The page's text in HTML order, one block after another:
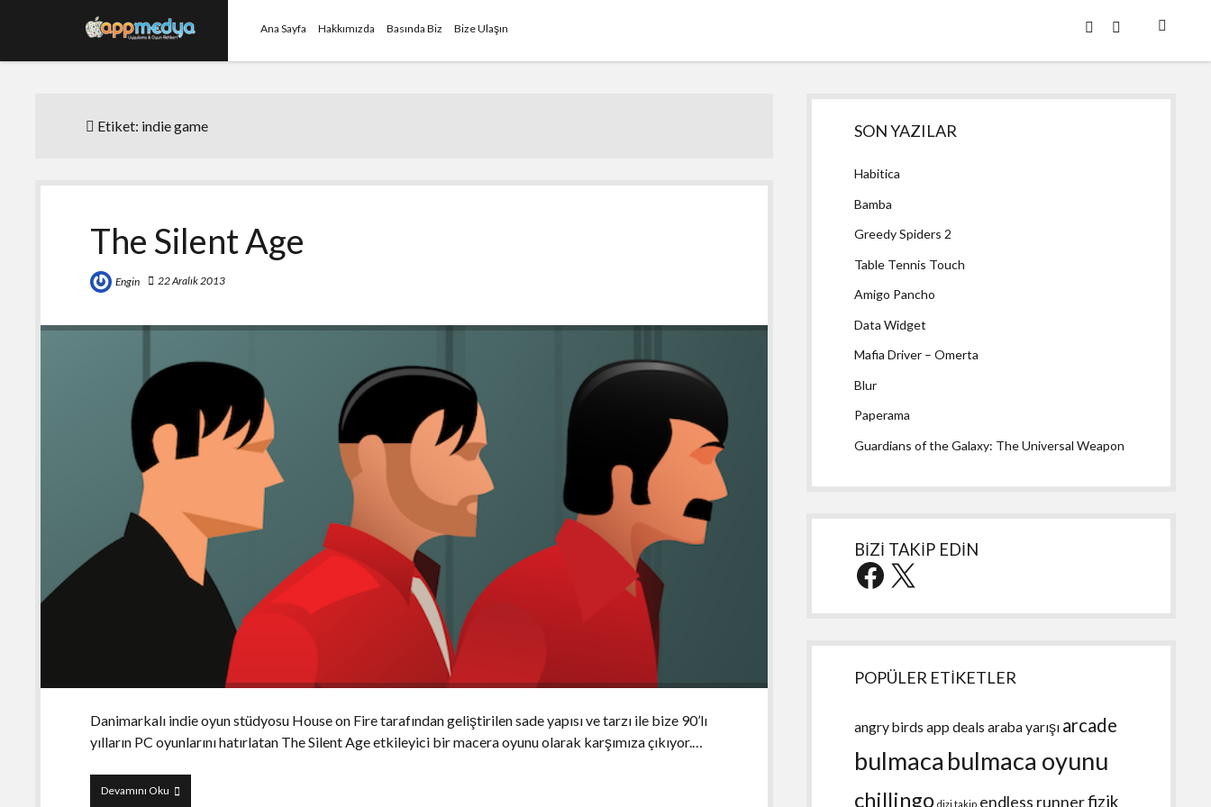
Ana Sayfa Hakkımızda Basında Biz Bize Ulaşın twitterfacebook
Etiket: indie game
The Silent Age
Engin 22 Aralık 2013
Danimarkalı indie oyun stüdyosu House on Fire tarafından geliştirilen sade yapısı ve tarzı ile bize 90’lı
yılların PC oyunlarını hatırlatan The Silent Age etkileyici bir macera oyunu olarak karşımıza çıkıyor.…
Devamını Oku The
Yan
Menü
SON YAZILAR
Habitica
Bamba
Greedy Spiders 2
Table Tennis Touch
Amigo Pancho
Data Widget
Mafia Driver – Omerta
Blur
Paperama
Guardians of the Galaxy: The Universal Weapon
BİZİ TAKİP EDİN
Facebook
X
POPÜLER ETİKETLER
angry birds app deals araba yarışı arcade
bulmaca bulmaca oyunu
chillingo dizi takip endless runnerfizik